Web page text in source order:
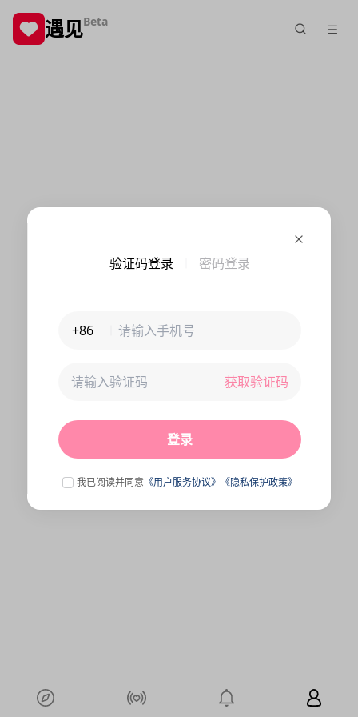
验证码登录 密码登录
+86
获取验证码
登录
我已阅读并同意 《用户服务协议》 《隐私保护政策》
遇见Beta
未连接到服务器,刷新一下试试